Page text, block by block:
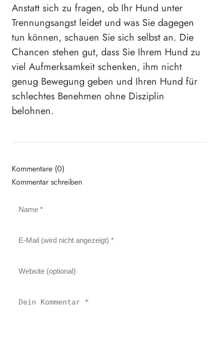
Anstatt sich zu fragen, ob Ihr Hund unter
Trennungsangst leidet und was Sie dagegen
tun können, schauen Sie sich selbst an. Die
Chancen stehen gut, dass Sie Ihrem Hund zu
viel Aufmerksamkeit schenken, ihm nicht
genug Bewegung geben und Ihren Hund für
schlechtes Benehmen ohne Disziplin
belohnen.
Kommentare (0)
Kommentar schreiben